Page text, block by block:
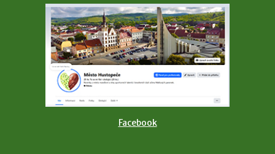
Facebook